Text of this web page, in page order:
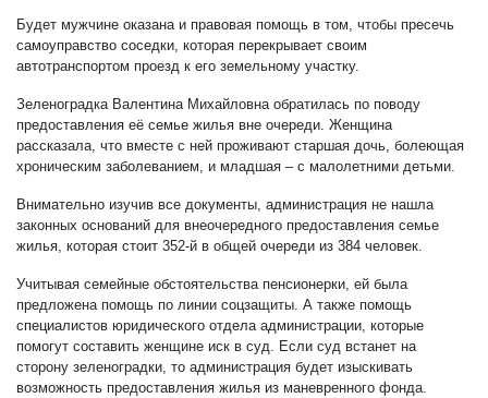
Будет мужчине оказана и правовая помощь в том, чтобы пресечь
самоуправство соседки, которая перекрывает своим
автотранспортом проезд к его земельному участку.
Зеленоградка Валентина Михайловна обратилась по поводу
предоставления её семье жилья вне очереди. Женщина
рассказала, что вместе с ней проживают старшая дочь, болеющая
хроническим заболеванием, и младшая – с малолетними детьми.
Внимательно изучив все документы, администрация не нашла
законных оснований для внеочередного предоставления семье
жилья, которая стоит 352-й в общей очереди из 384 человек.
Учитывая семейные обстоятельства пенсионерки, ей была
предложена помощь по линии соцзащиты. А также помощь
специалистов юридического отдела администрации, которые
помогут составить женщине иск в суд. Если суд встанет на
сторону зеленоградки, то администрация будет изыскивать
возможность предоставления жилья из маневренного фонда.